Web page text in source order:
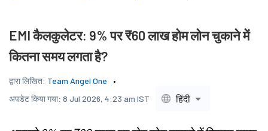
EMI कैलकुलेटर: 9% पर ₹60 लाख होम लोन चुकाने में
कितना समय लगता है?
द्वारा लिखित: Team Angel One
अपडेट किया गया: 8 Jul 2026, 4:23 am IST हिंदी